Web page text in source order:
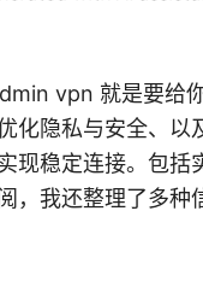
vpn 就是要给
化隐私与安全、
现稳定连接。包
，我还整理了多